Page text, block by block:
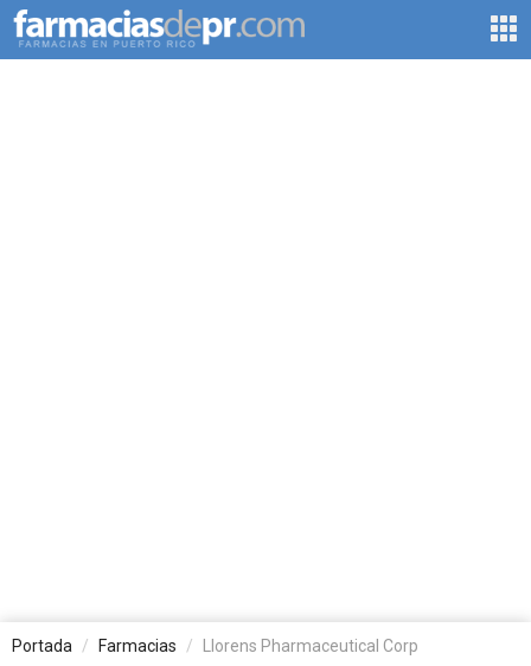
Portada Farmacias Llorens Pharmaceutical Corp